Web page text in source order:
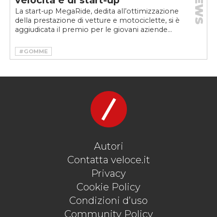
La start-up MegaRide, dedita all’ottimizzazione
della prestazione di vetture e motociclette, si è
aggiudicata il premio per le giovani aziende...
#GOMME
#ITALIAN MASTER STARTUP AWARD
Autori
Contatta veloce.it
Privacy
Cookie Policy
Condizioni d’uso
Community Policy